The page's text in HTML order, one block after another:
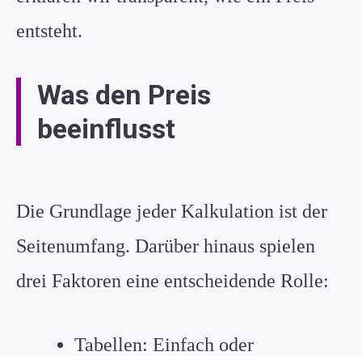
entsteht.
Was den Preis
beeinflusst
Die Grundlage jeder Kalkulation ist der
Seitenumfang. Darüber hinaus spielen
drei Faktoren eine entscheidende Rolle:
Tabellen: Einfach oder